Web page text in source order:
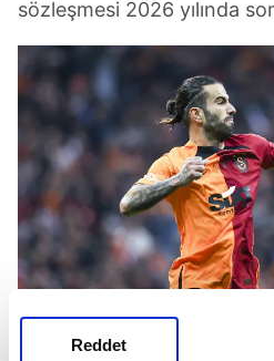
Reddet
sözleşmesi 2026 yılında